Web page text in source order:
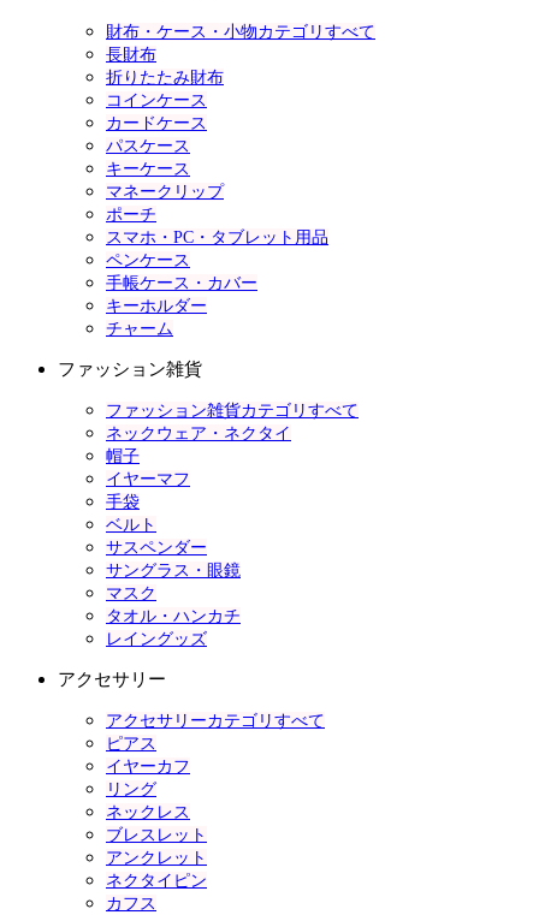
財布・ケース・小物カテゴリすべて
長財布
折りたたみ財布
コインケース
カードケース
パスケース
キーケース
マネークリップ
ポーチ
スマホ・PC・タブレット用品
ペンケース
手帳ケース・カバー
キーホルダー
チャーム
ファッション雑貨
ファッション雑貨カテゴリすべて
ネックウェア・ネクタイ
帽子
イヤーマフ
手袋
ベルト
サスペンダー
サングラス・眼鏡
マスク
タオル・ハンカチ
レイングッズ
アクセサリー
アクセサリーカテゴリすべて
ピアス
イヤーカフ
リング
ネックレス
ブレスレット
アンクレット
ネクタイピン
カフス